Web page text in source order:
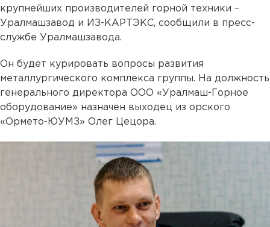
крупнейших производителей горной техники –
Уралмашзавод и ИЗ-КАРТЭКС, сообщили в пресс-
службе Уралмашзавода.
Он будет курировать вопросы развития
металлургического комплекса группы. На должность
генерального директора ООО «Уралмаш-Горное
оборудование» назначен выходец из орского
«Ормето-ЮУМЗ» Олег Цецора.